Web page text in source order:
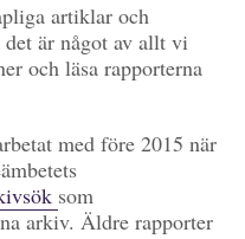
artiklar och
är något av allt vi
och läsa rapporterna
med före 2015 när
som
arkiv. Äldre rapporter